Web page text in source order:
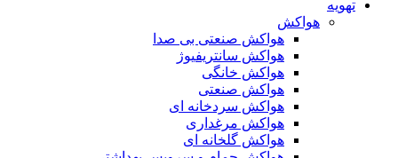
تهویه
هواکش
هواکش صنعتی بی صدا
هواکش سانتریفیوژ
هواکش خانگی
هواکش صنعتی
هواکش سردخانه ای
هواکش مرغداری
هواکش گلخانه ای